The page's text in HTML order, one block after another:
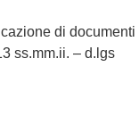
di documenti
ss.mm.ii. – d.lgs